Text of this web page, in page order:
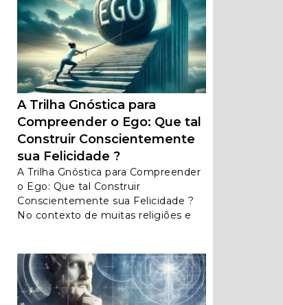
A Trilha Gnóstica para
Compreender o Ego: Que tal
Construir Conscientemente
sua Felicidade ?
A Trilha Gnóstica para Compreender
o Ego: Que tal Construir
Conscientemente sua Felicidade ?
No contexto de muitas religiões e